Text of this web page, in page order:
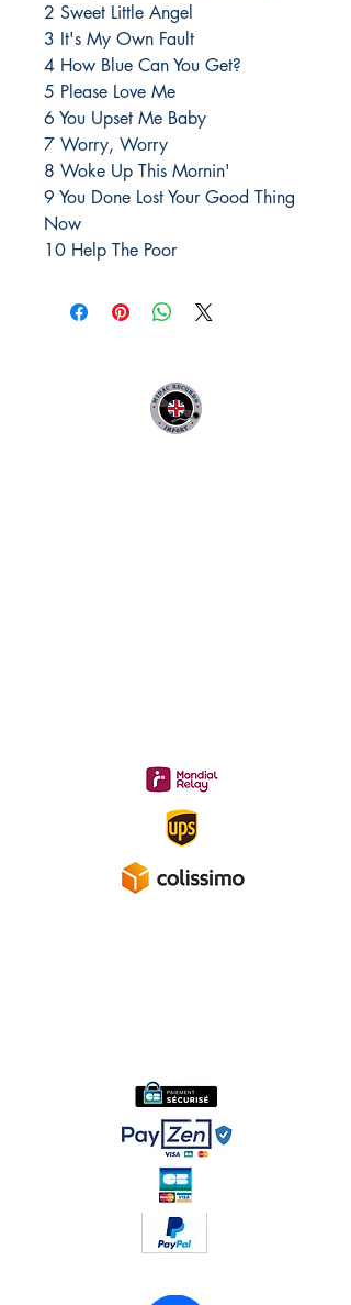
2 Sweet Little Angel
3 It's My Own Fault
4 How Blue Can You Get?
5 Please Love Me
6 You Upset Me Baby
7 Worry, Worry
8 Woke Up This Mornin'
9 You Done Lost Your Good Thing
Now
10 Help The Poor